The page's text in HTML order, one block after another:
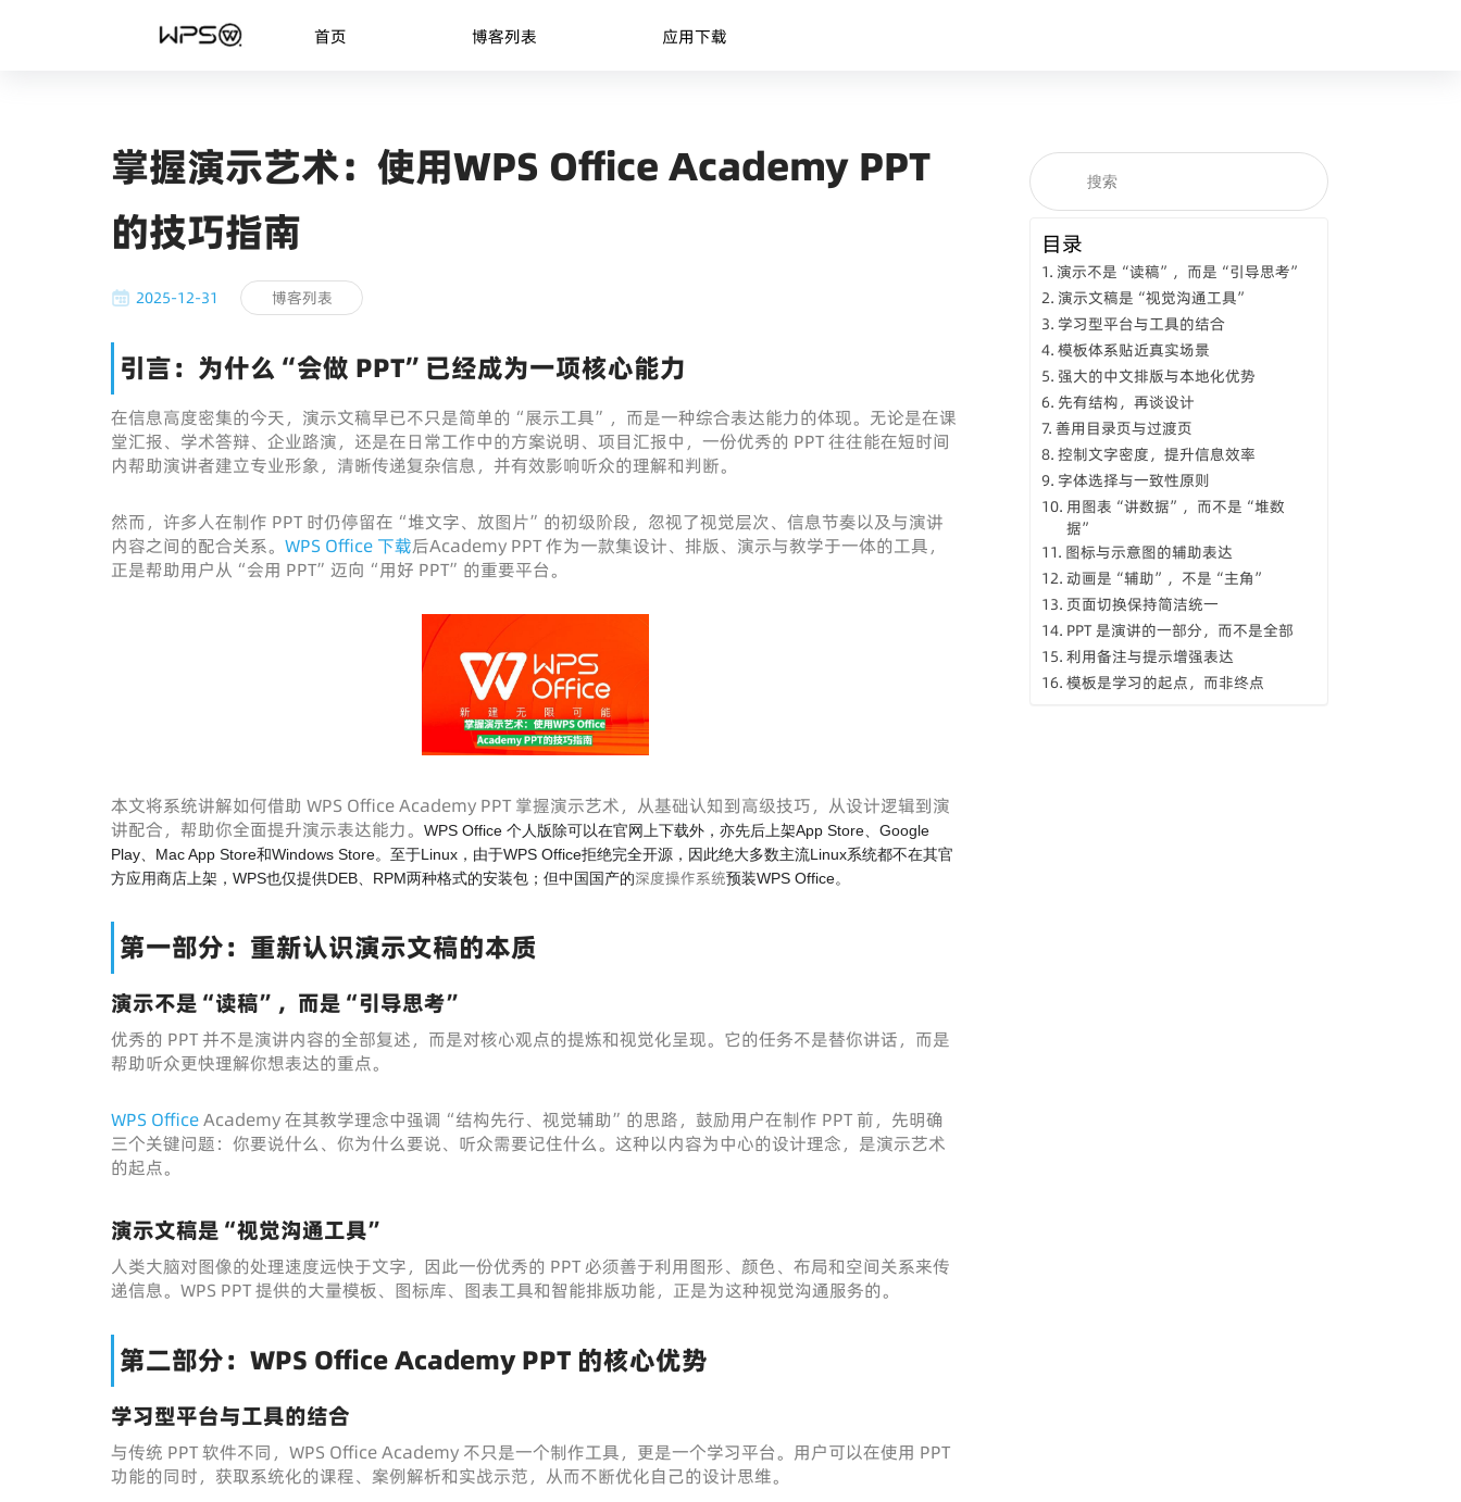
首页 博客列表 应用下载
掌握演示艺术：使用WPS Office Academy PPT
的技巧指南
2025-12-31 博客列表
引言：为什么“会做 PPT”已经成为一项核心能力
在信息高度密集的今天，演示文稿早已不只是简单的“展示工具”，而是一种综合表达能力的体现。无论是在课
堂汇报、学术答辩、企业路演，还是在日常工作中的方案说明、项目汇报中，一份优秀的 PPT 往往能在短时间
内帮助演讲者建立专业形象，清晰传递复杂信息，并有效影响听众的理解和判断。
然而，许多人在制作 PPT 时仍停留在“堆文字、放图片”的初级阶段，忽视了视觉层次、信息节奏以及与演讲
内容之间的配合关系。 WPS Office 下载后Academy PPT 作为一款集设计、排版、演示与教学于一体的工具，
正是帮助用户从“会用 PPT”迈向“用好 PPT”的重要平台。
本文将系统讲解如何借助 WPS Office Academy PPT 掌握演示艺术，从基础认知到高级技巧，从设计逻辑到演
讲配合，帮助你全面提升演示表达能力。
WPS Office 个人版除可以在官网上下载外，亦先后上架App Store、Google
Play、Mac App Store和Windows Store。至于Linux，由于WPS Office拒绝完全开源，因此绝大多数主流Linux系统都不在其官
方应用商店上架，WPS也仅提供DEB、RPM两种格式的安装包；但中国国产的深度操作系统预装WPS Office。
第一部分：重新认识演示文稿的本质
演示不是“读稿”，而是“引导思考”
优秀的 PPT 并不是演讲内容的全部复述，而是对核心观点的提炼和视觉化呈现。它的任务不是替你讲话，而是
帮助听众更快理解你想表达的重点。
WPS OfficeAcademy 在其教学理念中强调“结构先行、视觉辅助”的思路，鼓励用户在制作 PPT 前，先明确
三个关键问题：你要说什么、你为什么要说、听众需要记住什么。这种以内容为中心的设计理念，是演示艺术
的起点。
演示文稿是“视觉沟通工具”
人类大脑对图像的处理速度远快于文字，因此一份优秀的 PPT 必须善于利用图形、颜色、布局和空间关系来传
递信息。WPS PPT 提供的大量模板、图标库、图表工具和智能排版功能，正是为这种视觉沟通服务的。
第二部分：WPS Office Academy PPT 的核心优势
学习型平台与工具的结合
与传统 PPT 软件不同，WPS Office Academy 不只是一个制作工具，更是一个学习平台。用户可以在使用 PPT
功能的同时，获取系统化的课程、案例解析和实战示范，从而不断优化自己的设计思维。
目录
演示不是“读稿”，而是“引导思考”
演示文稿是“视觉沟通工具”
学习型平台与工具的结合
模板体系贴近真实场景
强大的中文排版与本地化优势
先有结构，再谈设计
善用目录页与过渡页
控制文字密度，提升信息效率
字体选择与一致性原则
用图表“讲数据”，而不是“堆数
据”
图标与示意图的辅助表达
动画是“辅助”，不是“主角”
页面切换保持简洁统一
PPT 是演讲的一部分，而不是全部
利用备注与提示增强表达
模板是学习的起点，而非终点